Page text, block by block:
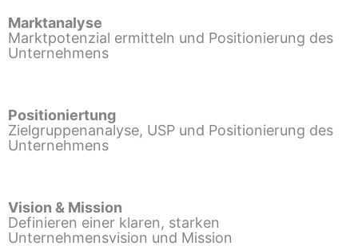
Marktanalyse
Marktpotenzial ermitteln und Positionierung des
Unternehmens
Positioniertung
Zielgruppenanalyse, USP und Positionierung des
Unternehmens
Vision & Mission
Definieren einer klaren, starken
Unternehmensvision und Mission